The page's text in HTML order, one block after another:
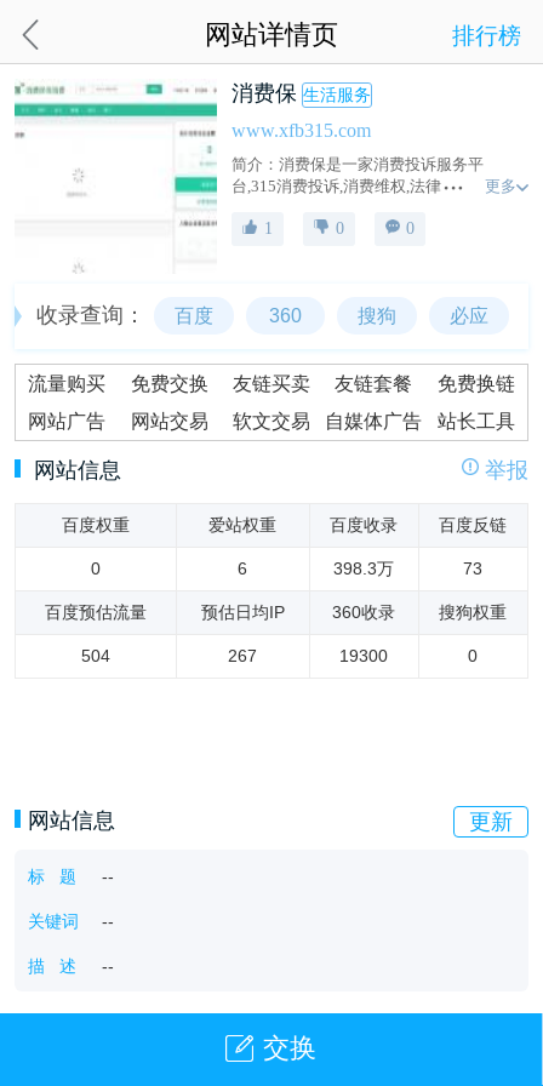
网站详情页 排行榜
消费保 生活服务
www.xfb315.com
简介：消费保是一家消费投诉服务平
台,315消费投诉,消费维权,法律咨询,帮助消
全力保障用户和企业的合法权益
更多
1 0 0
收录查询： 百度 360 搜狗 必应
流量购买 免费交换 友链买卖 友链套餐
免费换链
网站广告
网站交易 软文交易 自媒体广告 站长工具
网站信息 举报
百度权重 爱站权重 百度收录 百度反链
0 6 398.3万 73
百度预估流量 预估日均IP 360收录 搜狗权重
504 267 19300 0
网站信息 更新
标 题 --
关键词 --
描 述 --
交换